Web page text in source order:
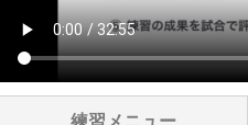
練習メニュー